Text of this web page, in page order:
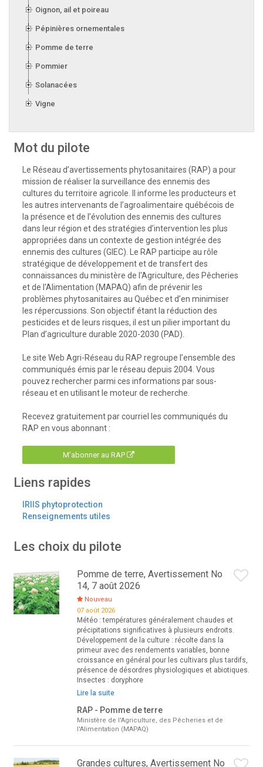
Oignon, ail et poireau
Pépinières ornementales
Pomme de terre
Pommier
Solanacées
Vigne
Mot du pilote
Le Réseau d’avertissements phytosanitaires (RAP) a pour
mission de réaliser la surveillance des ennemis des
cultures du territoire agricole. Il informe les producteurs et
les autres intervenants de l’agroalimentaire québécois de
la présence et de l’évolution des ennemis des cultures
dans leur région et des stratégies d’intervention les plus
appropriées dans un contexte de gestion intégrée des
ennemis des cultures (GIEC). Le RAP participe au rôle
stratégique de développement et de transfert des
connaissances du ministère de l'Agriculture, des Pêcheries
et de l'Alimentation (MAPAQ) afin de prévenir les
problèmes phytosanitaires au Québec et d’en minimiser
les répercussions. Son objectif étant la réduction des
pesticides et de leurs risques, il est un pilier important du
Plan d’agriculture durable 2020-2030 (PAD).
Le site Web Agri-Réseau du RAP regroupe l’ensemble des
communiqués émis par le réseau depuis 2004. Vous
pouvez rechercher parmi ces informations par sous-
réseau et en utilisant le moteur de recherche.
Recevez gratuitement par courriel les communiqués du
RAP en vous abonnant :
M'abonner au RAP
Liens rapides
IRIIS phytoprotection
Renseignements utiles
Les choix du pilote
Pomme de terre, Avertissement No
14, 7 août 2026
Nouveau
07 août 2026
Météo : températures généralement chaudes et
précipitations significatives à plusieurs endroits.
Développement de la culture : récolte dans la
primeur avec des rendements variables, bonne
croissance en général pour les cultivars plus tardifs,
présence de désordres physiologiques et abiotiques.
Insectes : doryphore
Lire la suite
RAP - Pomme de terre
Ministère de l'Agriculture, des Pêcheries et de
l'Alimentation (MAPAQ)
Grandes cultures, Avertissement No